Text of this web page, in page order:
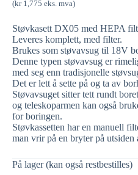
(kr1,775 eks. mva)
Støvkasett DX05 med HEPA
Leveres komplett, med filter.
Brukes som støvavsug til 18V
Denne typen støvavsug er
med seg enn tradisjonelle
Det er lett å sette på og ta av
Støvavsuget sitter tett rundt
og teleskoparmen kan også
for boringen.
Støvkassetten har en manuell
man vrir på en bryter på utsiden
På lager (kan også restbestilles)